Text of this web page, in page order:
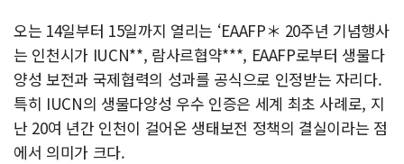
오는 14일부터 15일까지 열리는 ‘EAAFP＊ 20주년 기념행사
는 인천시가 IUCN**, 람사르협약***, EAAFP로부터 생물다
양성 보전과 국제협력의 성과를 공식으로 인정받는 자리다.
특히 IUCN의 생물다양성 우수 인증은 세계 최초 사례로, 지
난 20여 년간 인천이 걸어온 생태보전 정책의 결실이라는 점
에서 의미가 크다.